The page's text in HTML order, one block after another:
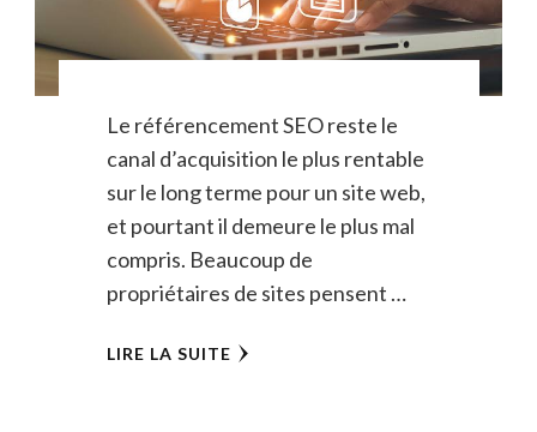
Le référencement SEO reste le
canal d’acquisition le plus rentable
sur le long terme pour un site web,
et pourtant il demeure le plus mal
compris. Beaucoup de
propriétaires de sites pensent …
LIRE LA SUITE